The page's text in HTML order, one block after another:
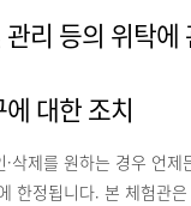
리 등의 위탁에
대한 조치
삭제를 원하는 경우 언
한정됩니다. 본 체험관